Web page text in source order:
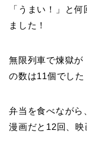
「うまい！」と
ました！
無限列車で煉獄が
の数は11個でした
弁当を食べながら
漫画だと12回、映